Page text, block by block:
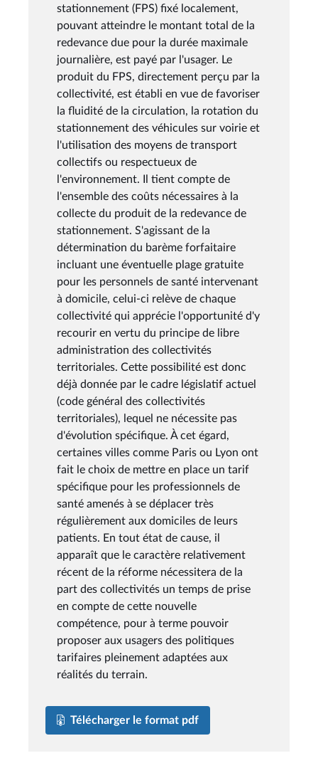
stationnement (FPS) fixé localement,
pouvant atteindre le montant total de la
redevance due pour la durée maximale
journalière, est payé par l'usager. Le
produit du FPS, directement perçu par la
collectivité, est établi en vue de favoriser
la fluidité de la circulation, la rotation du
stationnement des véhicules sur voirie et
l'utilisation des moyens de transport
collectifs ou respectueux de
l'environnement. Il tient compte de
l'ensemble des coûts nécessaires à la
collecte du produit de la redevance de
stationnement. S'agissant de la
détermination du barème forfaitaire
incluant une éventuelle plage gratuite
pour les personnels de santé intervenant
à domicile, celui-ci relève de chaque
collectivité qui apprécie l'opportunité d'y
recourir en vertu du principe de libre
administration des collectivités
territoriales. Cette possibilité est donc
déjà donnée par le cadre législatif actuel
(code général des collectivités
territoriales), lequel ne nécessite pas
d'évolution spécifique. À cet égard,
certaines villes comme Paris ou Lyon ont
fait le choix de mettre en place un tarif
spécifique pour les professionnels de
santé amenés à se déplacer très
régulièrement aux domiciles de leurs
patients. En tout état de cause, il
apparaît que le caractère relativement
récent de la réforme nécessitera de la
part des collectivités un temps de prise
en compte de cette nouvelle
compétence, pour à terme pouvoir
proposer aux usagers des politiques
tarifaires pleinement adaptées aux
réalités du terrain.
Télécharger le format pdf